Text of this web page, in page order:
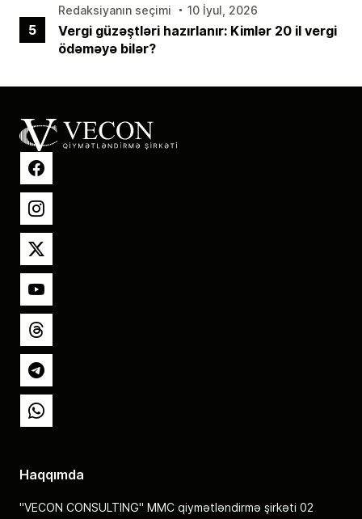
5
Redaksiyanın seçimi 10 İyul, 2026
Vergi güzəştləri hazırlanır: Kimlər 20 il vergi
ödəməyə bilər?
Facebook
Instagram
YouTube
Threads
Telegram
Whatsapp
Haqqımda
"VECON CONSULTING" MMC qiymətləndirmə şirkəti 02